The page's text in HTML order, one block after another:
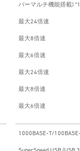
パーマルチ機能搭載)
最大24倍速
最大8倍速
最大6倍速
最大24倍速
最大8倍速
最大6倍速
1000BASE-T/
SuperSpeed USB (USB